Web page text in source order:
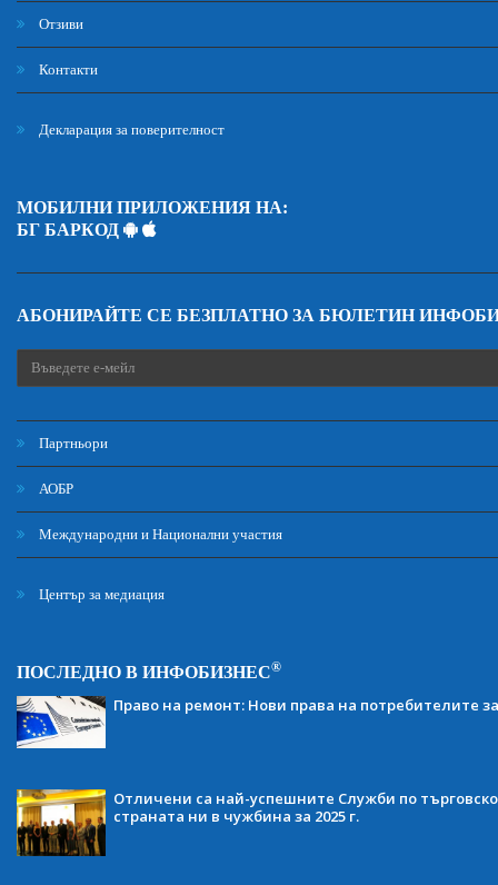
Отзиви
Контакти
Декларация за поверителност
МОБИЛНИ ПРИЛОЖЕНИЯ НА:
БГ БАРКОД
АБОНИРАЙТЕ СЕ БЕЗПЛАТНО ЗА БЮЛЕТИН
Партньори
АОБР
Международни и Национални участия
Център за медиация
ПОСЛЕДНО В ИНФОБИЗНЕС®
Право на ремонт: Нови права на потребителите
Отличени са най-успешните Служби по
страната ни в чужбина за 2025 г.